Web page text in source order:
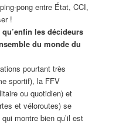
pong entre État, CCI,
!
les décideurs
du monde du
pourtant très
sportif), la FFV
ou quotidien) et
et véloroutes) se
montre bien qu’il est